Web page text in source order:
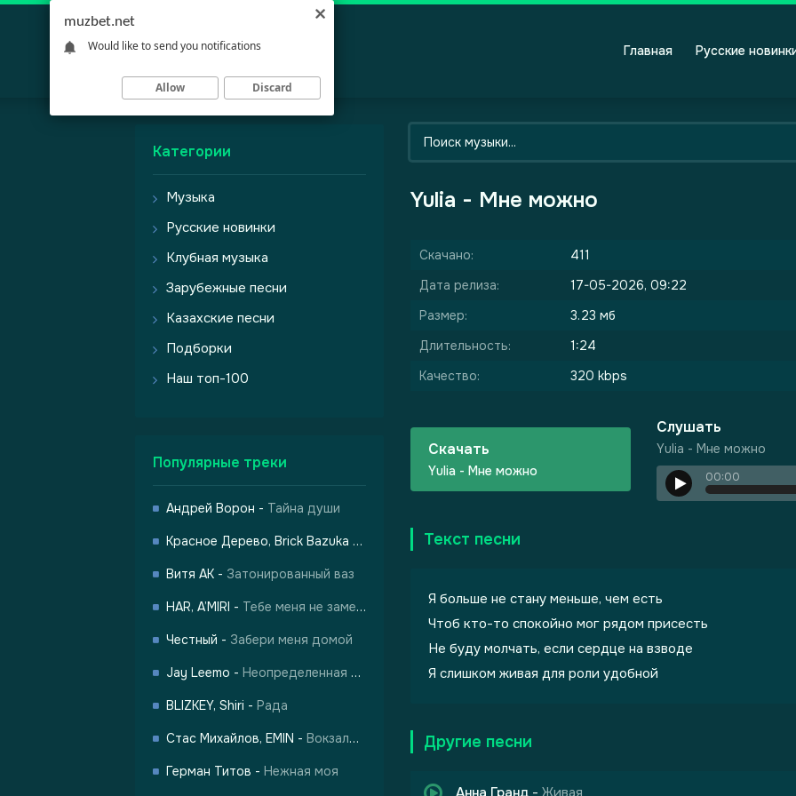
Главная Русские
Категории
Музыка
Русские новинки
Клубная музыка
Зарубежные песни
Казахские песни
Подборки
Наш топ-100
Популярные треки
Андрей Ворон - Тайна души
Красное Дерево, Brick Bazuka Город Грехов
Витя АК - Затонированный ваз
HAR, A’MIRI - Тебе меня не заменить
Честный - Забери меня домой
Jay Leemo - Неопределенная любовь
BLIZKEY, Shiri - Рада
Стас Михайлов, EMIN - Вокзалы одиноких душ
Герман Титов - Нежная моя
Yulia - Мне можно
Скачано:
411
Дата релиза:
17-05-2026, 09:22
Размер:
3.23 мб
Длительность:
1:24
Качество:
320 kbps
Скачать
Yulia - Мне можно
Слушать
Yulia - Мне можно
00:00
Текст песни
Я больше не стану меньше, чем есть
Чтоб кто-то спокойно мог рядом присесть
Не буду молчать, если сердце на взводе
Я слишком живая для роли удобной
Другие песни
Анна Гранд - Живая
muzbet.net
Would like to send you notifications
Allow Discard